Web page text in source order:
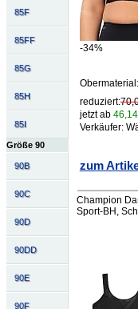
85F
85FF
85G
85H
85I
Größe 90
90B
90C
90D
90DD
90E
90F
-34%
reduziert:
jetzt ab
Verkäufer:
zum
Champion
Sport-BH,